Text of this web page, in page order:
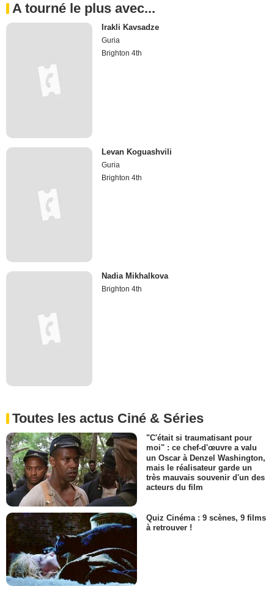
A tourné le plus avec...
Irakli Kavsadze
Guria
Brighton 4th
Levan Koguashvili
Guria
Brighton 4th
Nadia Mikhalkova
Brighton 4th
Toutes les actus Ciné & Séries
"C'était si traumatisant pour
moi" : ce chef-d'œuvre a valu
un Oscar à Denzel Washington,
mais le réalisateur garde un
très mauvais souvenir d'un des
acteurs du film
Quiz Cinéma : 9 scènes, 9 films
à retrouver !